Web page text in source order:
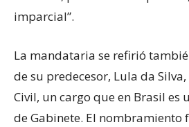
imparcial”.
La mandataria se refirió
de su predecesor, Lula da
Civil, un cargo que en Brasil es
de Gabinete. El nombramiento